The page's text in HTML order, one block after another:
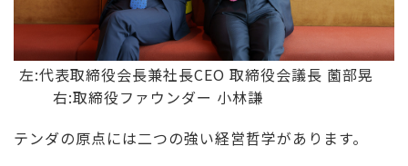
左:代表取締役会長兼社長CEO 取締役会議長 薗部晃
右:取締役ファウンダー 小林謙
テンダの原点には二つの強い経営哲学があります。